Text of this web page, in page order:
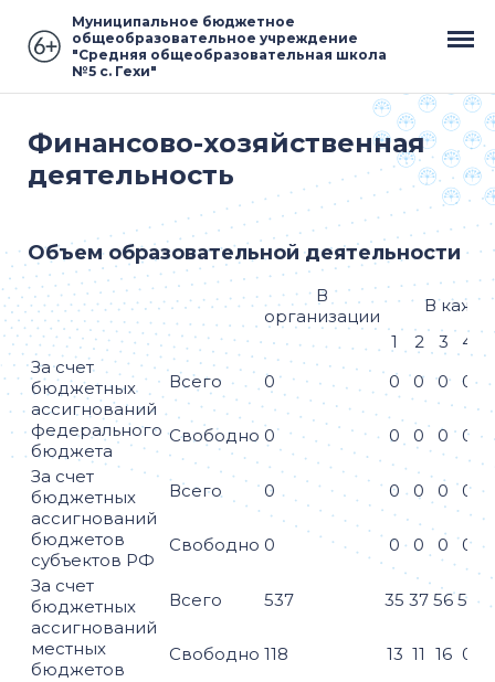
Муниципальное бюджетное
общеобразовательное учреждение
"Средняя общеобразовательная школа
№5 с. Гехи"
Финансово-хозяйственная
деятельность
Объем образовательной деятельности
В
организации
В
1
2 3 4
За счет
бюджетных
ассигнований
федерального
бюджета
Всего 0 0 0 0 0
Свободно 0 0 0 0 0
За счет
бюджетных
ассигнований
бюджетов
субъектов РФ
Всего 0 0 0 0 0
Свободно 0 0 0 0 0
За счет
бюджетных
ассигнований
местных
бюджетов
Всего 537 35 37 56 55
Свободно 118 13 11 16 0